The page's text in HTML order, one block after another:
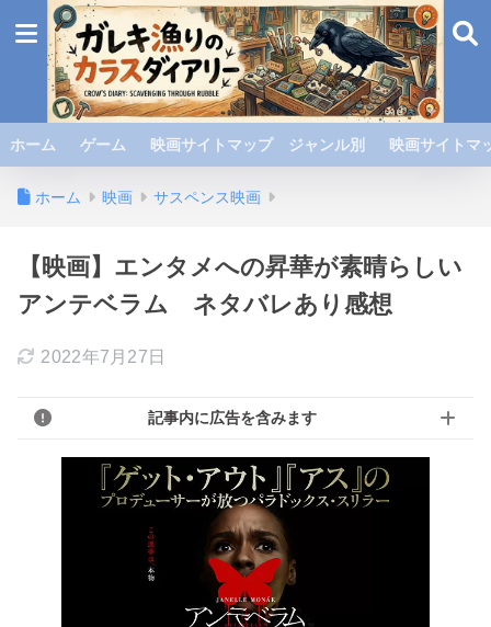
ホーム ゲーム 映画サイトマップ ジャンル別 映画サイト
ホーム 映画 サスペンス映画
【映画】エンタメへの昇華が素晴らしい
アンテベラム ネタバレあり感想
2022年7月27日
記事内に広告を含みます